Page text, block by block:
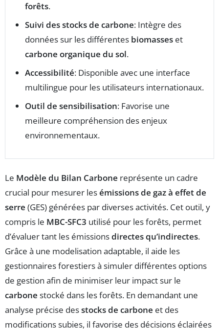
forêts.
Suivi des stocks de carbone: Intègre des
données sur les différentes biomasses et
carbone organique du sol.
Accessibilité: Disponible avec une interface
multilingue pour les utilisateurs internationaux.
Outil de sensibilisation: Favorise une
meilleure compréhension des enjeux
environnementaux.
Le Modèle du Bilan Carbone représente un cadre
crucial pour mesurer lesémissions de gaz à effet de
serre (GES) générées par diverses activités. Cet outil, y
compris le MBC-SFC3 utilisé pour les forêts, permet
d’évaluer tant les émissionsdirectes qu’indirectes.
Grâce à une modelisation adaptable, il aide les
gestionnaires forestiers à simuler différentes options
de gestion afin de minimiser leur impact sur le
carbone stocké dans les forêts. En demandant une
analyse précise desstocks de carbone et des
modifications subies, il favorise des décisions éclairées